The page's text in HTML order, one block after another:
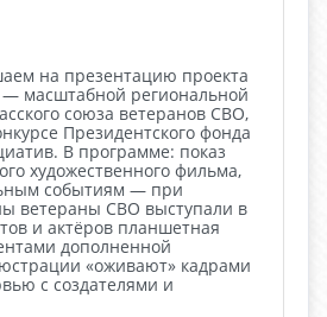
на презентацию проекта
масштабной региональной
союза ветеранов СВО,
Президентского фонда
В программе: показ
художественного фильма,
событиям — при
ветераны СВО выступали в
и актёров планшетная
дополненной
«оживают» кадрами
с создателями и